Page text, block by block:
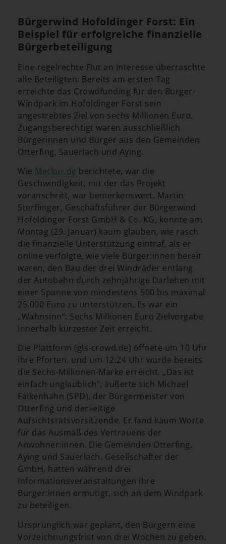
Bürgerwind Hofoldinger Forst: Ein
Beispiel für erfolgreiche finanzielle
Bürgerbeteiligung
Eine regelrechte Flut an Interesse überraschte
alle Beteiligten: Bereits am ersten Tag
erreichte das Crowdfunding für den Bürger-
Windpark im Hofoldinger Forst sein
angestrebtes Ziel von sechs Millionen Euro.
Zugangsberechtigt waren ausschließlich
Bürgerinnen und Bürger aus den Gemeinden
Otterfing, Sauerlach und Aying.
Wie Merkur.de berichtete, war die
Geschwindigkeit, mit der das Projekt
voranschritt, war bemerkenswert. Martin
Sterflinger, Geschäftsführer der Bürgerwind
Hofoldinger Forst GmbH & Co. KG, konnte am
Montag (29. Januar) kaum glauben, wie rasch
die finanzielle Unterstützung eintraf, als er
online verfolgte, wie viele Bürger:innen bereit
waren, den Bau der drei Windräder entlang
der Autobahn durch zehnjährige Darlehen mit
einer Spanne von mindestens 500 bis maximal
25.000 Euro zu unterstützen. Es war ein
„Wahnsinn“: Sechs Millionen Euro Zielvorgabe
innerhalb kürzester Zeit erreicht.
Die Plattform (gls-crowd.de) öffnete um 10 Uhr
ihre Pforten, und um 12:24 Uhr wurde bereits
die Sechs-Millionen-Marke erreicht. „Das ist
einfach unglaublich“, äußerte sich Michael
Falkenhahn (SPD), der Bürgermeister von
Otterfing und derzeitige
Aufsichtsratsvorsitzende. Er fand kaum Worte
für das Ausmaß des Vertrauens der
Anwohner:innen. Die Gemeinden Otterfing,
Aying und Sauerlach, Gesellschafter der
GmbH, hatten während drei
Informationsveranstaltungen ihre
Bürger:innen ermutigt, sich an dem Windpark
zu beteiligen.
Ursprünglich war geplant, den Bürgern eine
Vorzeichnungsfrist von drei Wochen zu geben,